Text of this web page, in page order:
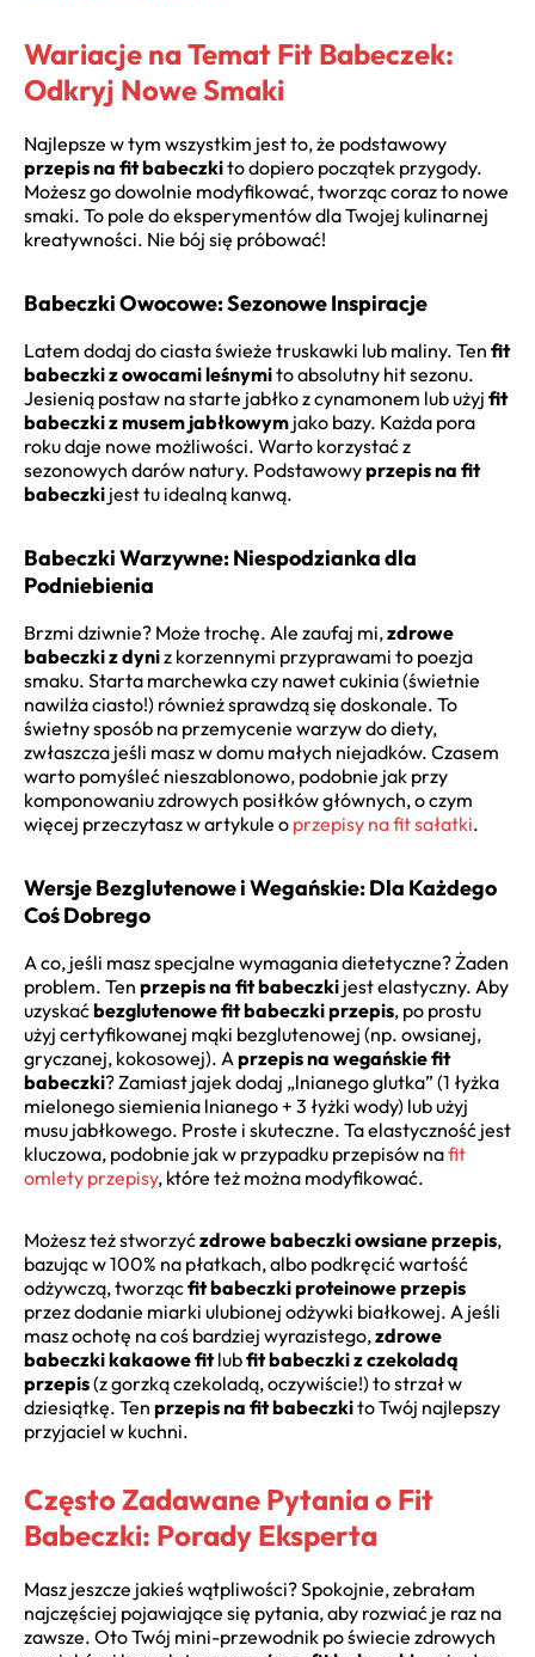
Wariacje na Temat Fit Babeczek:
Odkryj Nowe Smaki
Najlepsze w tym wszystkim jest to, że podstawowy
przepis na fit babeczkito dopiero początek przygody.
Możesz go dowolnie modyfikować, tworząc coraz to nowe
smaki. To pole do eksperymentów dla Twojej kulinarnej
kreatywności. Nie bój się próbować!
Babeczki Owocowe: Sezonowe Inspiracje
Latem dodaj do ciasta świeże truskawki lub maliny. Ten fit
babeczki z owocami leśnymito absolutny hit sezonu.
Jesienią postaw na starte jabłko z cynamonem lub użyj fit
babeczki z musem jabłkowym jako bazy. Każda pora
roku daje nowe możliwości. Warto korzystać z
sezonowych darów natury. Podstawowyprzepis na fit
babeczki jest tu idealną kanwą.
Babeczki Warzywne: Niespodzianka dla
Podniebienia
Brzmi dziwnie? Może trochę. Ale zaufaj mi,zdrowe
babeczki z dyniz korzennymi przyprawami to poezja
smaku. Starta marchewka czy nawet cukinia (świetnie
nawilża ciasto!) również sprawdzą się doskonale. To
świetny sposób na przemycenie warzyw do diety,
zwłaszcza jeśli masz w domu małych niejadków. Czasem
warto pomyśleć nieszablonowo, podobnie jak przy
komponowaniu zdrowych posiłków głównych, o czym
więcej przeczytasz w artykule o przepisy na fit sałatki.
Wersje Bezglutenowe i Wegańskie: Dla Każdego
Coś Dobrego
A co, jeśli masz specjalne wymagania dietetyczne? Żaden
problem. Ten przepis na fit babeczki jest elastyczny. Aby
uzyskaćbezglutenowe fit babeczki przepis, po prostu
użyj certyfikowanej mąki bezglutenowej (np. owsianej,
gryczanej, kokosowej). Aprzepis na wegańskie fit
babeczki? Zamiast jajek dodaj „lnianego glutka” (1 łyżka
mielonego siemienia lnianego + 3 łyżki wody) lub użyj
musu jabłkowego. Proste i skuteczne. Ta elastyczność jest
kluczowa, podobnie jak w przypadku przepisów nafit
omlety przepisy, które też można modyfikować.
Możesz też stworzyćzdrowe babeczki owsiane przepis,
bazując w 100% na płatkach, albo podkręcić wartość
odżywczą, tworzącfit babeczki proteinowe przepis
przez dodanie miarki ulubionej odżywki białkowej. A jeśli
masz ochotę na coś bardziej wyrazistego,zdrowe
babeczki kakaowe fitlubfit babeczki z czekoladą
przepis(z gorzką czekoladą, oczywiście!) to strzał w
dziesiątkę. Ten przepis na fit babeczkito Twój najlepszy
przyjaciel w kuchni.
Często Zadawane Pytania o Fit
Babeczki: Porady Eksperta
Masz jeszcze jakieś wątpliwości? Spokojnie, zebrałam
najczęściej pojawiające się pytania, aby rozwiać je raz na
zawsze. Oto Twój mini-przewodnik po świecie zdrowych